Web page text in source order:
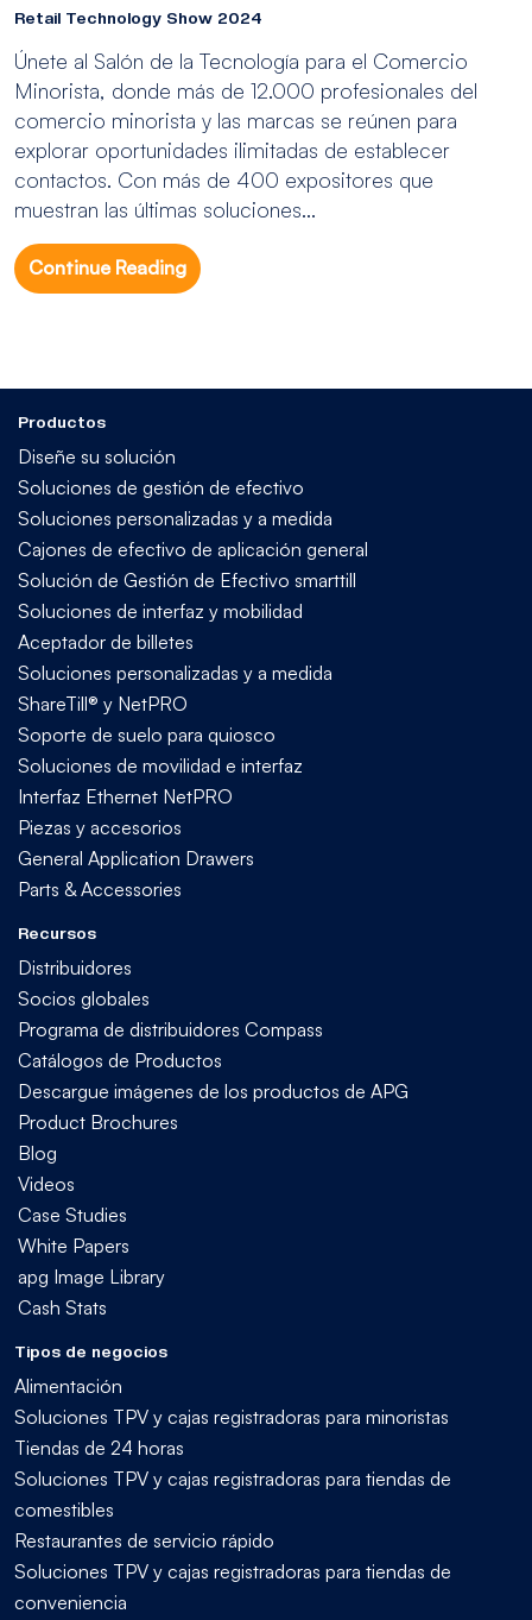
Retail Technology Show 2024
Únete al Salón de la Tecnología para el Comercio
Minorista, donde más de 12.000 profesionales del
comercio minorista y las marcas se reúnen para
explorar oportunidades ilimitadas de establecer
contactos. Con más de 400 expositores que
muestran las últimas soluciones...
Continue Reading
Productos
Diseñe su solución
Soluciones de gestión de efectivo
Soluciones personalizadas y a medida
Cajones de efectivo de aplicación general
Solución de Gestión de Efectivo smarttill
Soluciones de interfaz y mobilidad
Aceptador de billetes
Soluciones personalizadas y a medida
ShareTill® y NetPRO
Soporte de suelo para quiosco
Soluciones de movilidad e interfaz
Interfaz Ethernet NetPRO
Piezas y accesorios
General Application Drawers
Parts & Accessories
Recursos
Distribuidores
Socios globales
Programa de distribuidores Compass
Catálogos de Productos
Descargue imágenes de los productos de APG
Product Brochures
Blog
Videos
Case Studies
White Papers
apg Image Library
Cash Stats
Tipos de negocios
Alimentación
Soluciones TPV y cajas registradoras para minoristas
Tiendas de 24 horas
Soluciones TPV y cajas registradoras para tiendas de
comestibles
Restaurantes de servicio rápido
Soluciones TPV y cajas registradoras para tiendas de
conveniencia